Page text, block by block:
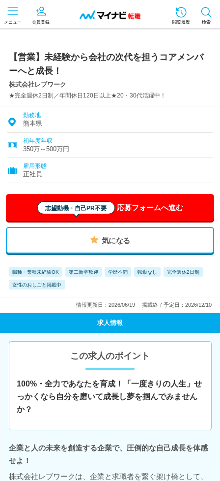
メニュー 会員登録 閲覧履歴 検索
【営業】未経験から会社の次代を担うコアメンバ
ーへと成長！
株式会社レブワーク
★完全週休2日制／年間休日120日以上★20・30代活躍中！
勤務地
熊本県
初年度年収
350万～500万円
雇用形態
正社員
志望動機・自己PR不要 応募フォームへ進む
気になる
職種・業種未経験OK 第二新卒歓迎 学歴不問 転勤なし 完全週休2日制
女性のおしごと掲載中
情報更新日：2026/06/19 掲載終了予定日：2026/12/10
求人情報
この求人のポイント
100%・全力であなたを育成！「一度きりの人生」せ
っかくなら自分を磨いて成長し夢を掴んでみません
か？
企業と人の未来を創造する企業で、圧倒的な自己成長を体感
せよ！
株式会社レブワークは、企業と求職者を繋ぐ架け橋として、